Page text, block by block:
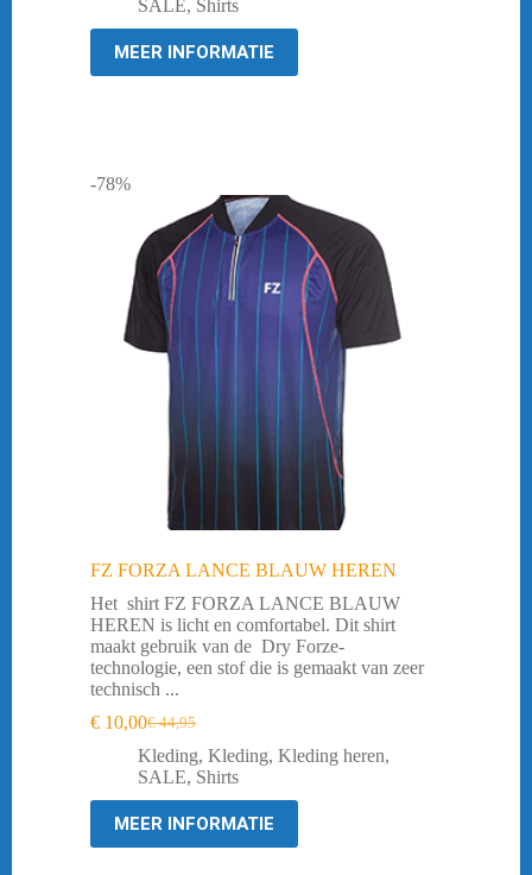
SALE, Shirts
MEER INFORMATIE
-78%
FZ FORZA LANCE BLAUW HEREN
Het shirt FZ FORZA LANCE BLAUW
HEREN is licht en comfortabel. Dit shirt
maakt gebruik van de Dry Forze-
technologie, een stof die is gemaakt van zeer
technisch ...
€44,95
Oorspronkelijke
prijs
was:
€ 44,95.
€ 10,00Huidige
prijs
is:
€ 10,00.
Kleding, Kleding, Kleding heren,
SALE, Shirts
MEER INFORMATIE